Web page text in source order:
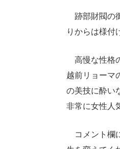
跡部財閥の
りからは様付
高慢な性格
越前リョーマ
の美技に酔い
非常に女性人
コメント欄